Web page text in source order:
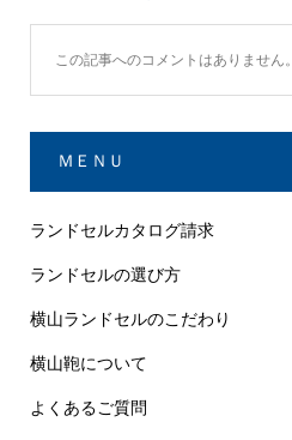
この記事へのコメントはありません。
ＭＥＮＵ
ランドセルカタログ請求
ランドセルの選び方
横山ランドセルのこだわり
横山鞄について
よくあるご質問